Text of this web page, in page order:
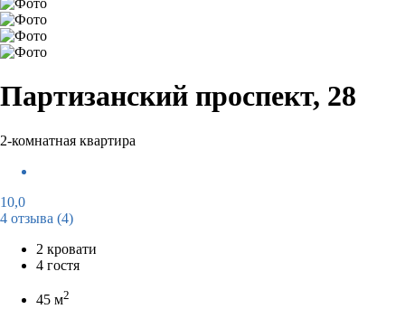
Партизанский проспект, 28
2-комнатная квартира
10,0
4 отзыва (4)
2 кровати
4 гостя
45 м2